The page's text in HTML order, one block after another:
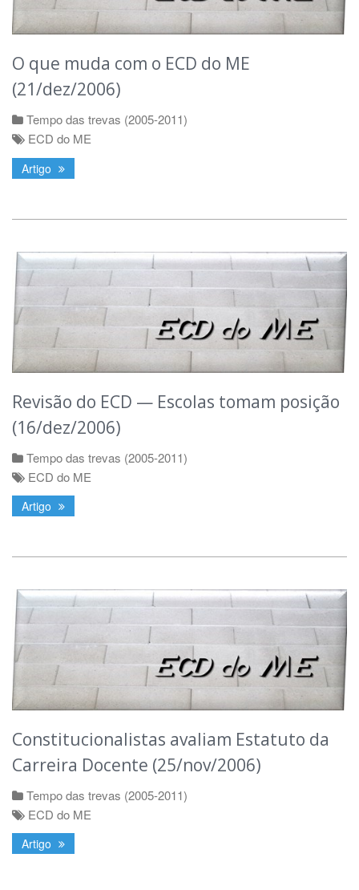
O que muda com o ECD do ME
(21/dez/2006)
Tempo das trevas (2005-2011)
ECD do ME
Artigo
Revisão do ECD — Escolas tomam posição
(16/dez/2006)
Tempo das trevas (2005-2011)
ECD do ME
Artigo
Constitucionalistas avaliam Estatuto da
Carreira Docente (25/nov/2006)
Tempo das trevas (2005-2011)
ECD do ME
Artigo